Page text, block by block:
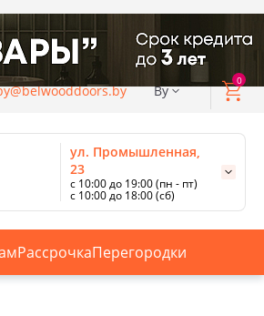
By
0
ул. Промышленная,
23
с 10:00 до 19:00 (пн - пт)
с 10:00 до 18:00 (сб)
с 10:00 до 18:00 (вс).
Смотреть все магазины
РассрочкаПерегородки